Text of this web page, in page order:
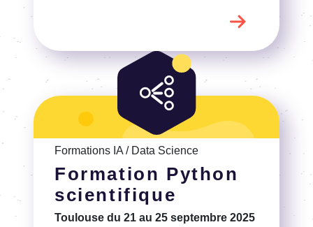
Formations IA / Data Science
Formation Python
scientifique
Toulouse du 21 au 25 septembre 2025
Voir la Formation Python scientifique